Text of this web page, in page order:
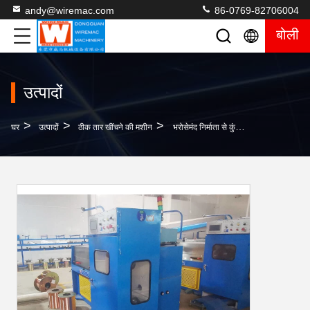
andy@wiremac.com 86-0769-82706004
बोली
उत्पादों
घर > उत्पादों > ठीक तार खींचने की मशीन > भरोसेमंद निर्माता से कुंजी ठीक तार खींचने की मशीन चालू करें